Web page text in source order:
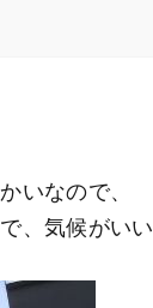
いなので、
、気候がいい